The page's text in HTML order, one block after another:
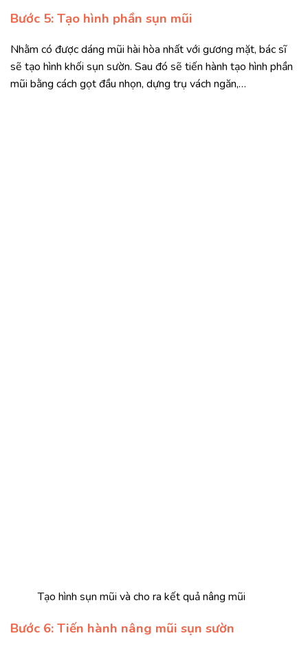
Bước 5: Tạo hình phần sụn mũi
Nhằm có được dáng mũi hài hòa nhất với gương mặt, bác sĩ
sẽ tạo hình khối sụn sườn. Sau đó sẽ tiến hành tạo hình phần
mũi bằng cách gọt đầu nhọn, dựng trụ vách ngăn,…
Tạo hình sụn mũi và cho ra kết quả nâng mũi
Bước 6: Tiến hành nâng mũi sụn sườn